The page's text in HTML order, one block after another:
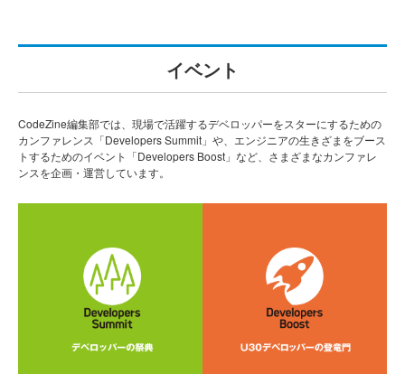
イベント
CodeZine編集部では、現場で活躍するデベロッパーをスターにするための
カンファレンス「Developers Summit」や、エンジニアの生きざまをブース
トするためのイベント「Developers Boost」など、さまざまなカンファレ
ンスを企画・運営しています。